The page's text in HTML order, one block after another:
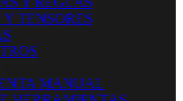
TENSORES
MANUAL